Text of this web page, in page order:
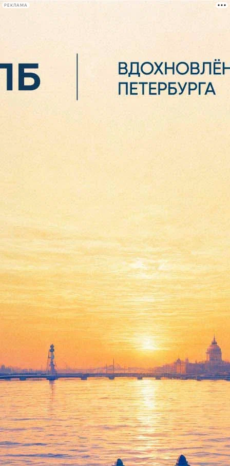
РЕКЛАМА
Сегодня:
Петербуржцам расскажут о
неизвестном приключении
барона Мюнхгаузена